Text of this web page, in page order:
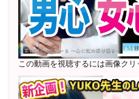
2022年6月〜24年7月 自
ン1000名以上参加
〜2024年7月 恋愛テキス
この動画を視聴するには画像クリ